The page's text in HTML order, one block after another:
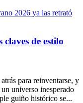
de estilo
para reinventarse, y
universo inesperado
guiño histórico se...